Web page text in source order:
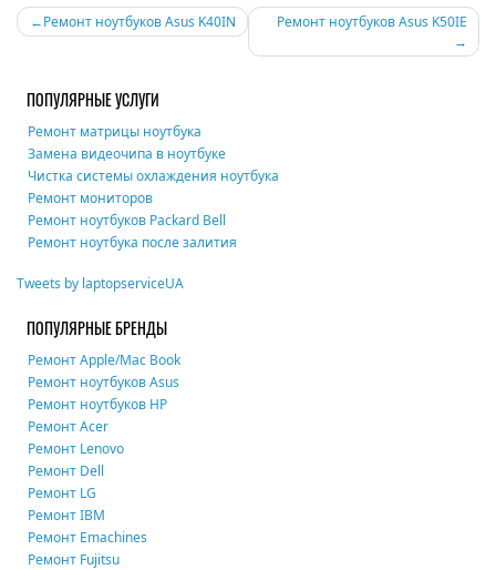
Навигация
записям
Ремонт ноутбуков Asus K40IN Ремонт ноутбуков Asus K50IE
ПОПУЛЯРНЫЕ УСЛУГИ
Ремонт матрицы ноутбука
Замена видеочипа в ноутбуке
Чистка системы охлаждения ноутбука
Ремонт мониторов
Ремонт ноутбуков Packard Bell
Ремонт ноутбука после залития
Tweets by laptopserviceUA
ПОПУЛЯРНЫЕ БРЕНДЫ
Ремонт Apple/Mac Book
Ремонт ноутбуков Asus
Ремонт ноутбуков HP
Ремонт Acer
Ремонт Lenovo
Ремонт Dell
Ремонт LG
Ремонт IBM
Ремонт Emachines
Ремонт Fujitsu